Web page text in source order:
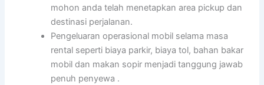
mohon anda telah menetapkan area pickup dan
destinasi perjalanan.
Pengeluaran operasional mobil selama masa
rental seperti biaya parkir, biaya tol, bahan bakar
mobil dan makan sopir menjadi tanggung jawab
penuh penyewa .